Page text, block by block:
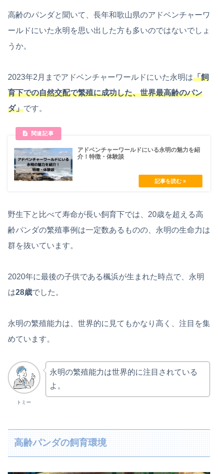
高齢のパンダと聞いて、長年和歌山県のアドベンチャーワ
ールドにいた永明を思い出した方も多いのではないでしょ
うか。
2023年2月までアドベンチャーワールドにいた永明は「飼
育下での自然交配で繁殖に成功した、世界最高齢のパン
ダ」です。
アドベンチャーワールドにいる永明の魅力を紹
介！特徴・体験談
野生下と比べて寿命が長い飼育下では、20歳を超える高
齢パンダの繁殖事例は一定数あるものの、永明の生命力は
群を抜いています。
2020年に最後の子供である楓浜が生まれた時点で、永明
は28歳でした。
永明の繁殖能力は、世界的に見てもかなり高く、注目を集
めています。
トミー
永明の繁殖能力は世界的に注目されている
よ。
高齢パンダの飼育環境